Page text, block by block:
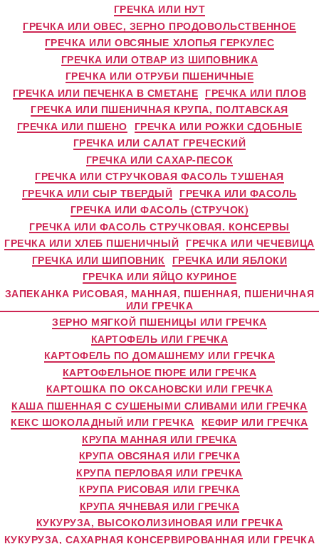
ГРЕЧКА ИЛИ НУТ
ГРЕЧКА ИЛИ ОВЕС, ЗЕРНО ПРОДОВОЛЬСТВЕННОЕ
ГРЕЧКА ИЛИ ОВСЯНЫЕ ХЛОПЬЯ ГЕРКУЛЕС
ГРЕЧКА ИЛИ ОТВАР ИЗ ШИПОВНИКА
ГРЕЧКА ИЛИ ОТРУБИ ПШЕНИЧНЫЕ
ГРЕЧКА ИЛИ ПЕЧЕНКА В СМЕТАНЕ ГРЕЧКА ИЛИ ПЛОВ
ГРЕЧКА ИЛИ ПШЕНИЧНАЯ КРУПА, ПОЛТАВСКАЯ
ГРЕЧКА ИЛИ ПШЕНО ГРЕЧКА ИЛИ РОЖКИ СДОБНЫЕ
ГРЕЧКА ИЛИ САЛАТ ГРЕЧЕСКИЙ
ГРЕЧКА ИЛИ САХАР-ПЕСОК
ГРЕЧКА ИЛИ СТРУЧКОВАЯ ФАСОЛЬ ТУШЕНАЯ
ГРЕЧКА ИЛИ СЫР ТВЕРДЫЙ ГРЕЧКА ИЛИ ФАСОЛЬ
ГРЕЧКА ИЛИ ФАСОЛЬ (СТРУЧОК)
ГРЕЧКА ИЛИ ФАСОЛЬ СТРУЧКОВАЯ. КОНСЕРВЫ
ГРЕЧКА ИЛИ ХЛЕБ ПШЕНИЧНЫЙ ГРЕЧКА ИЛИ ЧЕЧЕВИЦА
ГРЕЧКА ИЛИ ШИПОВНИК
ГРЕЧКА ИЛИ ЯБЛОКИ
ГРЕЧКА ИЛИ ЯЙЦО КУРИНОЕ
ЗАПЕКАНКА РИСОВАЯ, МАННАЯ, ПШЕННАЯ, ПШЕНИЧНАЯ
ИЛИ ГРЕЧКА
ЗЕРНО МЯГКОЙ ПШЕНИЦЫ ИЛИ ГРЕЧКА
КАРТОФЕЛЬ ИЛИ ГРЕЧКА
КАРТОФЕЛЬ ПО ДОМАШНЕМУ ИЛИ ГРЕЧКА
КАРТОФЕЛЬНОЕ ПЮРЕ ИЛИ ГРЕЧКА
КАРТОШКА ПО ОКСАНОВСКИ ИЛИ ГРЕЧКА
КАША ПШЕННАЯ С СУШЕНЫМИ СЛИВАМИ ИЛИ ГРЕЧКА
КЕКС ШОКОЛАДНЫЙ ИЛИ ГРЕЧКА КЕФИР ИЛИ ГРЕЧКА
КРУПА МАННАЯ ИЛИ ГРЕЧКА
КРУПА ОВСЯНАЯ ИЛИ ГРЕЧКА
КРУПА ПЕРЛОВАЯ ИЛИ ГРЕЧКА
КРУПА РИСОВАЯ ИЛИ ГРЕЧКА
КРУПА ЯЧНЕВАЯ ИЛИ ГРЕЧКА
КУКУРУЗА, ВЫСОКОЛИЗИНОВАЯ ИЛИ ГРЕЧКА
КУКУРУЗА, САХАРНАЯ КОНСЕРВИРОВАННАЯ ИЛИ ГРЕЧКА